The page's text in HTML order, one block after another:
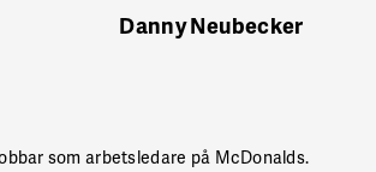
Danny Neubecker
som arbetsledare på McDonalds.